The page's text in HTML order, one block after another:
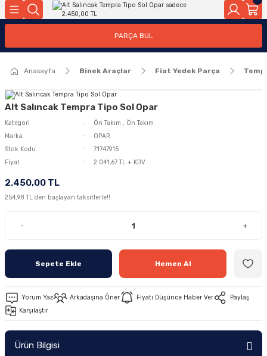
Geri Dön
Geri Dön
PARÇA BUL
Anasayfa Binek Araçlar Fiat Yedek Parça
Alt Salıncak Tempra Tipo Sol Opar
Kategori Ön Takım , Ön Takım
Marka
OPAR
Stok Kodu
71747915
Fiyat
2.041,67 TL + KDV
2.450,00 TL
254,98 TL den başlayan taksitlerle!!
- +
Sepete Ekle Hemen Al
Yorum Yaz Arkadaşına Öner Fiyatı Düşünce Haber Ver
Paylaş
Karşılaştır
Ürün Bilgisi